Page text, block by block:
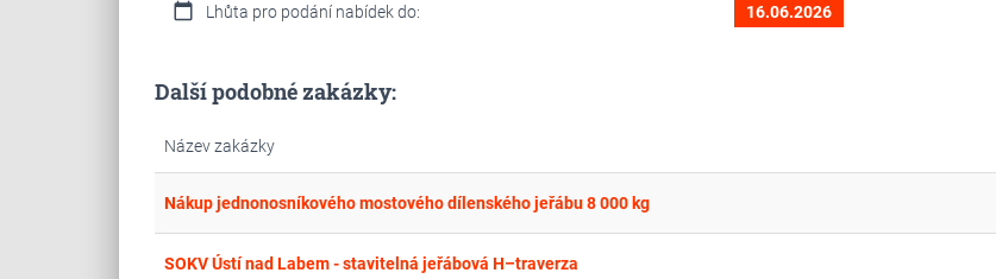
calendar_today Lhůta pro podání nabídek do: 16.06.2026
Další podobné zakázky:
Název zakázky
Nákup jednonosníkového mostového dílenského jeřábu 8 000 kg
SOKV Ústí nad Labem - stavitelná jeřábová H–traverza